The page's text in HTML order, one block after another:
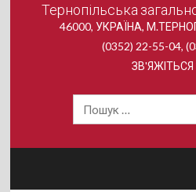
Тернопільська
46000, УКРАЇНА,
(0352) 22-55-04,